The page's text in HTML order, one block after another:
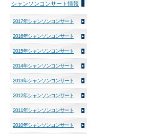
シャンソンコンサート情報
2017年シャンソンコンサート
2016年シャンソンコンサート
2015年シャンソンコンサート
2014年シャンソンコンサート
2013年シャンソンコンサート
2012年シャンソンコンサート
2011年シャンソンコンサート
2010年シャンソンコンサート